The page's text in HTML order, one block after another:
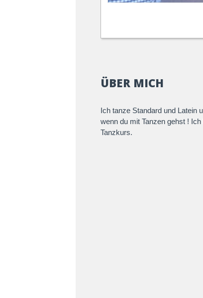
ÜBER MICH
Ich tanze Standard und Latein
wenn du mit Tanzen gehst !
Tanzkurs.